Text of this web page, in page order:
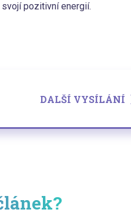
svojí pozitivní energií.
DALŠÍ VYSÍLÁNÍ